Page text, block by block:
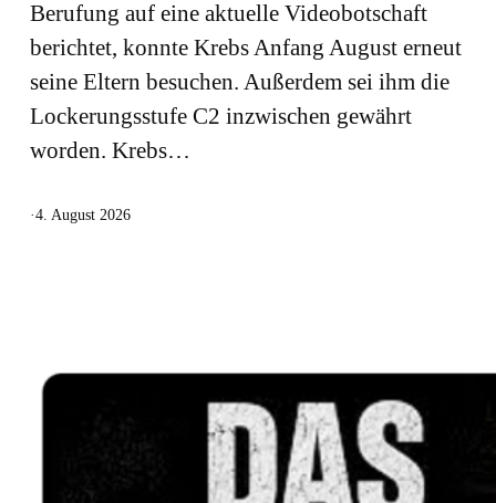
Berufung auf eine aktuelle Videobotschaft
berichtet, konnte Krebs Anfang August erneut
seine Eltern besuchen. Außerdem sei ihm die
Lockerungsstufe C2 inzwischen gewährt
worden. Krebs…
·4. August 2026